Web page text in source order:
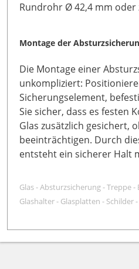
Rundrohr Ø 42,4 mm oder
Montage der
Die Montage einer
unkompliziert:
Sicherungselement,
Sie sicher, dass es festen
Glas zusätzlich gesichert,
beeinträchtigen. Durch
entsteht ein sicherer Halt
Glas - Absturzsicherung - Treppe -
Glashalter - Glasplatten - Schilder